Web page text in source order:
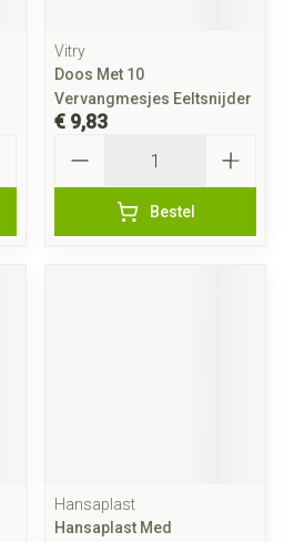
Vitry
Doos Met 10
Vervangmesjes Eeltsnijder
€ 9,83
Bestel
Hansaplast
Hansaplast Med